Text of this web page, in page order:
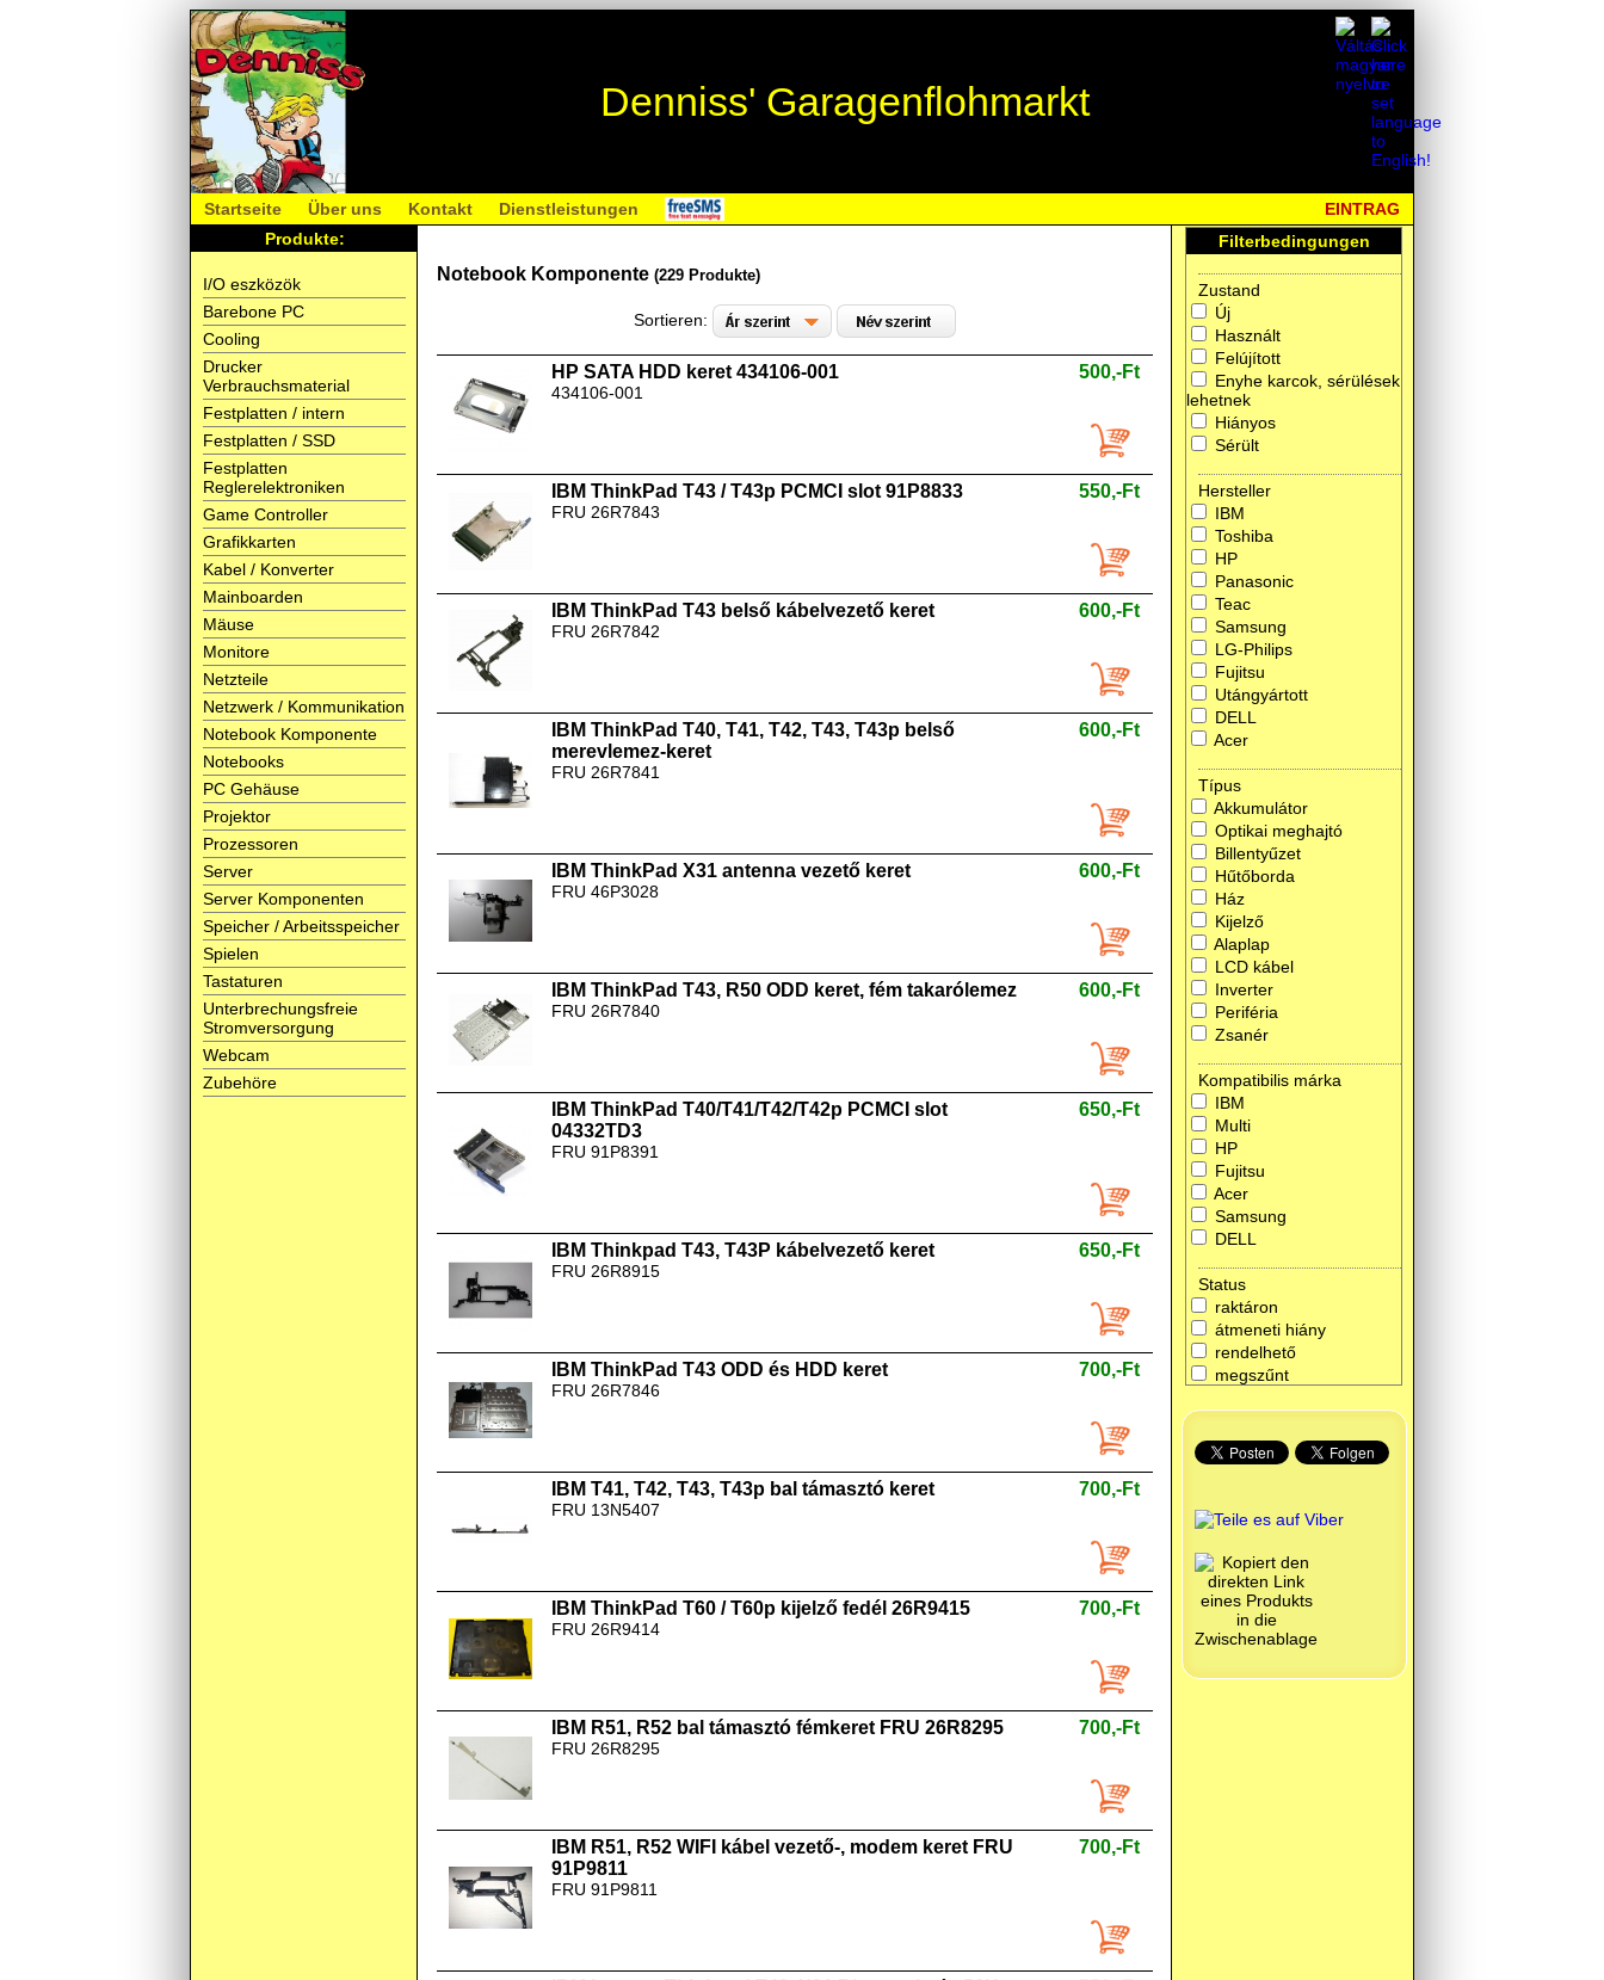
Denniss' Garagenflohmarkt
Startseite Über uns Kontakt Dienstleistungen
EINTRAG
Produkte:
I/O eszközök
Barebone PC
Cooling
Drucker
Verbrauchsmaterial
Festplatten / intern
Festplatten / SSD
Festplatten
Reglerelektroniken
Game Controller
Grafikkarten
Kabel / Konverter
Mainboarden
Mäuse
Monitore
Netzteile
Netzwerk / Kommunikation
Notebook Komponente
Notebooks
PC Gehäuse
Projektor
Prozessoren
Server
Server Komponenten
Speicher / Arbeitsspeicher
Spielen
Tastaturen
Unterbrechungsfreie
Stromversorgung
Webcam
Zubehöre
Notebook Komponente (229 Produkte)
Sortieren:
HP SATA HDD keret 434106-001
434106-001
500,-Ft
IBM ThinkPad T43 / T43p PCMCI slot 91P8833
FRU 26R7843
550,-Ft
IBM ThinkPad T43 belső kábelvezető keret
FRU 26R7842
600,-Ft
IBM ThinkPad T40, T41, T42, T43, T43p belső
merevlemez-keret
FRU 26R7841
600,-Ft
IBM ThinkPad X31 antenna vezető keret
FRU 46P3028
600,-Ft
IBM ThinkPad T43, R50 ODD keret, fém takarólemez
FRU 26R7840
600,-Ft
IBM ThinkPad T40/T41/T42/T42p PCMCI slot
04332TD3
FRU 91P8391
650,-Ft
IBM Thinkpad T43, T43P kábelvezető keret
FRU 26R8915
650,-Ft
IBM ThinkPad T43 ODD és HDD keret
FRU 26R7846
700,-Ft
IBM T41, T42, T43, T43p bal támasztó keret
FRU 13N5407
700,-Ft
IBM ThinkPad T60 / T60p kijelző fedél 26R9415
FRU 26R9414
700,-Ft
IBM R51, R52 bal támasztó fémkeret FRU 26R8295
FRU 26R8295
700,-Ft
IBM R51, R52 WIFI kábel vezető-, modem keret FRU
91P9811
FRU 91P9811
700,-Ft
Filterbedingungen
Zustand
Új
Használt
Felújított
Enyhe karcok, sérülések
lehetnek
Hiányos
Sérült
Hersteller
IBM
Toshiba
HP
Panasonic
Teac
Samsung
LG-Philips
Fujitsu
Utángyártott
DELL
Acer
Típus
Akkumulátor
Optikai meghajtó
Billentyűzet
Hűtőborda
Ház
Kijelző
Alaplap
LCD kábel
Inverter
Periféria
Zsanér
Kompatibilis márka
IBM
Multi
HP
Fujitsu
Acer
Samsung
DELL
Status
raktáron
átmeneti hiány
rendelhető
megszűnt